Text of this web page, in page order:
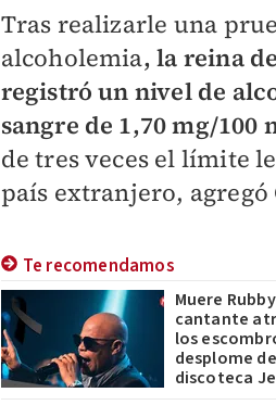
Tras realizarle una
alcoholemia, la reina
registró un nivel de
sangre de 1,70 mg/100
de tres veces el límite
país extranjero, agregó
Te recomendamos
Muere
cantante
los
desplome
discoteca